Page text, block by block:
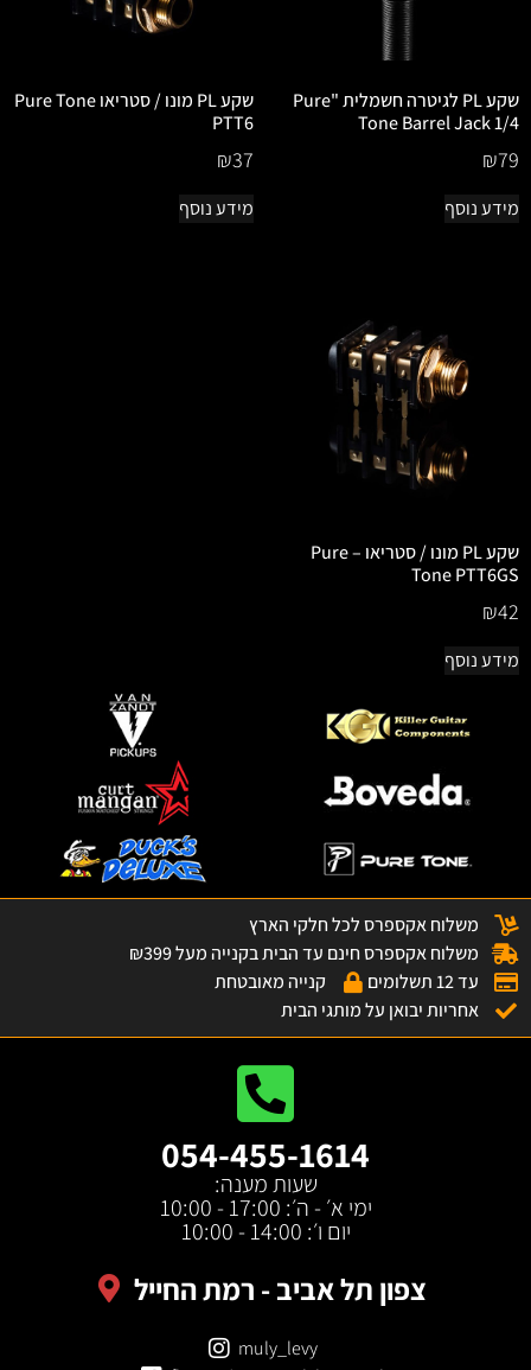
שקע PL לגיטרה חשמלית "Pure
Tone Barrel Jack 1/4
₪79
מידע נוסף
שקע PL מונו / סטריאו Pure Tone
PTT6
₪37
מידע נוסף
שקע PL מונו / סטריאו – Pure
Tone PTT6GS
₪42
מידע נוסף
משלוח אקספרס לכל חלקי הארץ
משלוח אקספרס חינם עד הבית בקנייה מעל ₪399
עד 12 תשלומים
קנייה מאובטחת
אחריות יבואן על מותגי הבית
054-455-1614
שעות מענה:
ימי א׳ - ה׳: 17:00 - 10:00
יום ו׳: 14:00 - 10:00
צפון תל אביב - רמת החייל
muly_levy